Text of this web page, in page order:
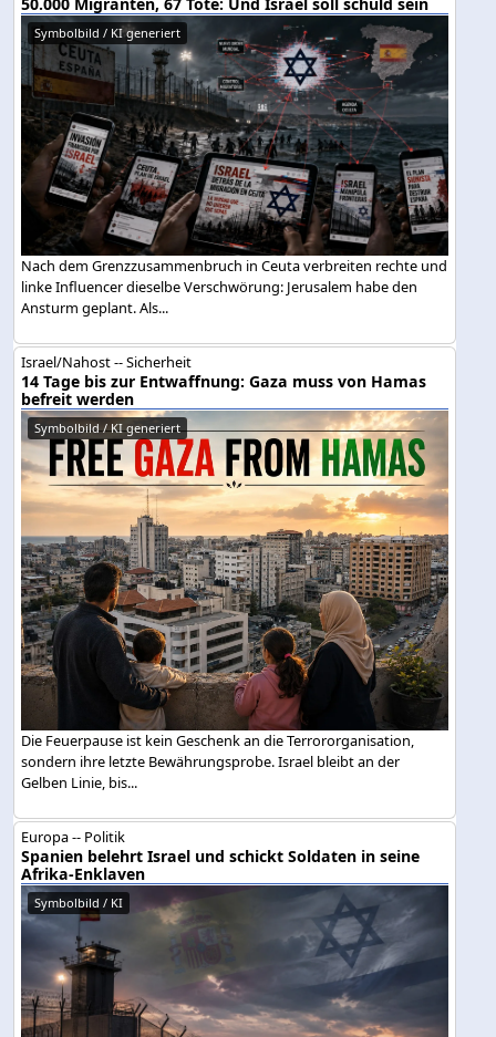
Symbolbild / KI generiert
Nach dem Grenzzusammenbruch in Ceuta verbreiten rechte und
linke Influencer dieselbe Verschwörung: Jerusalem habe den
Ansturm geplant. Als...
Israel/Nahost -- Sicherheit
14 Tage bis zur Entwaffnung: Gaza muss von Hamas
befreit werden
Symbolbild / KI generiert
Die Feuerpause ist kein Geschenk an die Terrororganisation,
sondern ihre letzte Bewährungsprobe. Israel bleibt an der
Gelben Linie, bis...
Europa -- Politik
Spanien belehrt Israel und schickt Soldaten in seine
Afrika-Enklaven
Symbolbild / KI